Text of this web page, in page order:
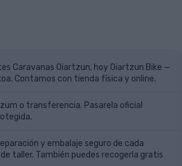
Caravanas Oiartzun, hoy Oiartzun Bike —
Contamos con tienda física y online.
o transferencia. Pasarela oficial
y embalaje seguro de cada
taller. También puedes recogerla gratis